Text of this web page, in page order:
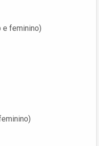
e feminino)